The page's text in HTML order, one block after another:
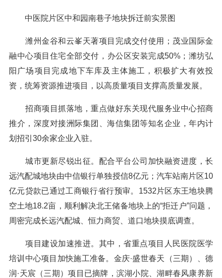
中医院片区中和园南巷子地块拆迁前实景图
潍州金谷和云峯天著项目完成交付使用；茂业国际金
融中心项目住宅全部交付，办公区安装完成50%；潍坊弘
阳广场项目完成地下车库及主体施工，积极扩大有效投
资，统筹资源推进项目，以高质量项目支撑高质量发展。
招商项目抓落地，重点做好东关现代服务业中心招商
推介，深度对接洲际集团、海信集团等知名企业，年内计
划招引30余家企业入驻。
城市更新尽锐出征。配合平台公司加快融资进度，长
远汽配城地块由中信银行单独授信8亿元；汽车站南片区10
亿元贷款已通过工商银行省行预审。1532片区东王地块腾
空土地18.2亩，顺利解决北王储备地块上的“拒迁户”问题，
周密完成长远汽配城、恒力商贸、道口地块摸底调查。
项目建设加速推进。其中，省重点项目人民医院医学
培训中心项目加快施工准备。金庆·盛世春天（三期）、德
润·天宸（三期）项目已摘牌，滨湖小院、湖畔春风康养新